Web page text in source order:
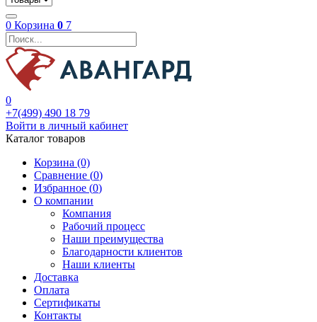
0 Корзина 0 7
0
+7(499) 490 18 79
Войти в личный кабинет
Каталог товаров
Корзина (0)
Сравнение (0)
Избранное (0)
О компании
Компания
Рабочий процесс
Наши преимущества
Благодарности клиентов
Наши клиенты
Доставка
Оплата
Сертификаты
Контакты